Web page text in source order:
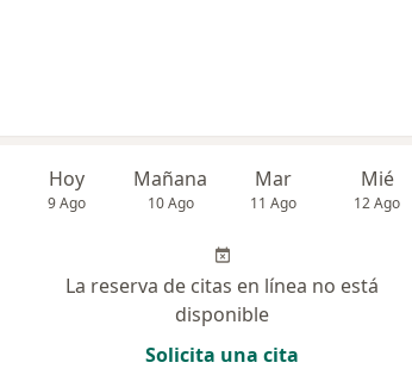
Hoy
9 Ago
Mañana
10 Ago
Mar
11 Ago
Mié
12 Ago
La reserva de citas en línea no está
disponible
Solicita una cita